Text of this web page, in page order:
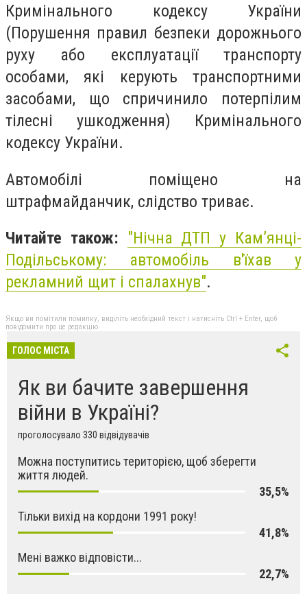
Кримінального кодексу України
(Порушення правил безпеки дорожнього
руху або експлуатації транспорту
особами, які керують транспортними
засобами, що спричинило потерпілим
тілесні ушкодження) Кримінального
кодексу України.
Автомобілі поміщено на
штрафмайданчик, слідство триває.
Читайте також: "Нічна ДТП у Кам’янці-
Подільському: автомобіль в'їхав у
рекламний щит і спалахнув".
Якщо ви помітили помилку, виділіть необхідний текст і натисніть Ctrl + Enter, щоб
повідомити про це редакцію
ГОЛОС МІСТА
Як ви бачите завершення
війни в Україні?
проголосувало 330 відвідувачів
Можна поступитись територією, щоб зберегти
життя людей.
35,5%
Тільки вихід на кордони 1991 року!
41,8%
Мені важко відповісти...
22,7%